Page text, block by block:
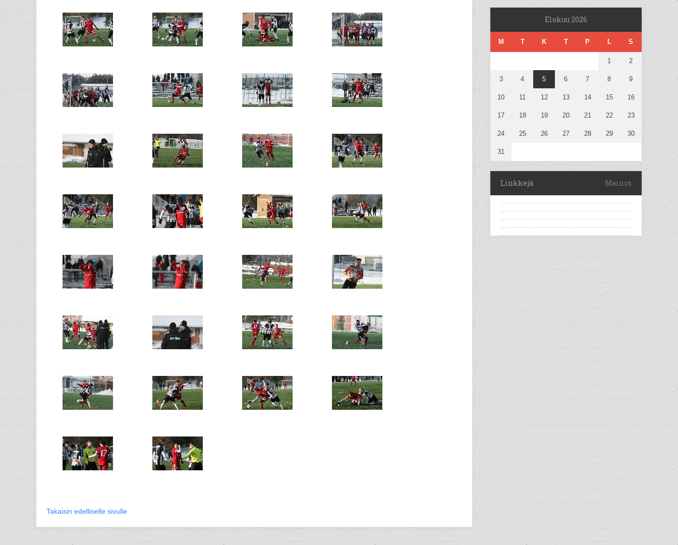
Takaisin edelliselle sivulle
Elokuu 2026
M T K T P L S
1 2
3 4 5 6 7 8 9
10 11 12 13 14 15 16
17 18 19 20 21 22 23
24 25 26 27 28 29 30
31
Linkkejä Mainos